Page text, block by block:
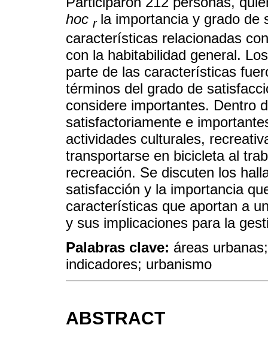
hoc r la importancia y grado de
características relacionadas
con la habitabilidad general.
parte de las características
términos del grado de
considere importantes. Dentro
satisfactoriamente e
actividades culturales,
transportarse en bicicleta al
recreación. Se discuten los
satisfacción y la importancia
características que aportan a
y sus implicaciones para la
Palabras clave: áreas
indicadores; urbanismo
ABSTRACT